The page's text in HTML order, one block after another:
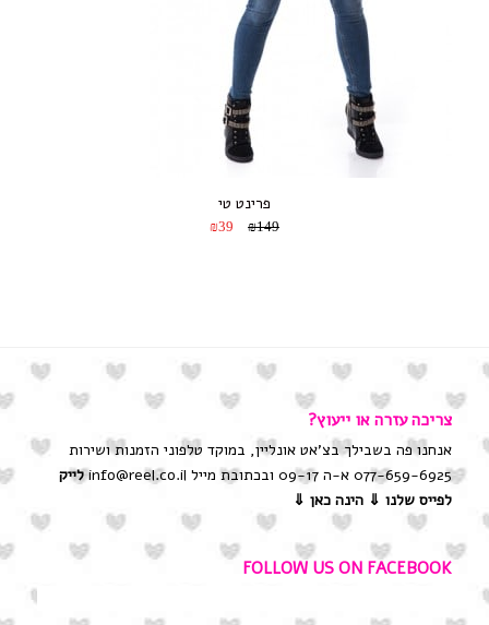
פרינט טי
₪149
₪39
צריכה עזרה או ייעוץ?
אנחנו פה בשבילך בצ'אט אונליין, במוקד טלפוני הזמנות ושירות
077-659-6925 א-ה 09-17 ובכתובת מייל info@reel.co.il
לייק
לפייס שלנו ⇓ הינה כאן ⇓
FOLLOW US ON FACEBOOK